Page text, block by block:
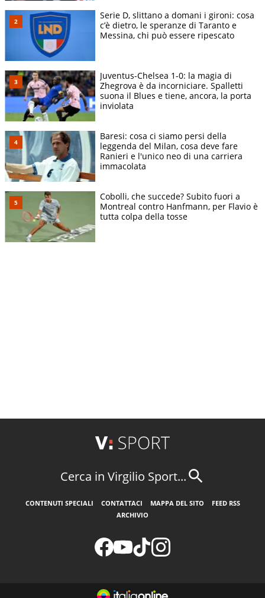
Serie D, slittano a domani i gironi: cosa
c’è dietro, le speranze di Taranto e
Messina, chi può essere ripescato
Juventus-Chelsea 1-0: la magia di
Zhegrova è da incorniciare. Spalletti
suona il Blues e tiene, ancora, la porta
inviolata
Baresi: cosa ci siamo persi della
leggenda del Milan, cosa deve fare
Ranieri e l'unico neo di una carriera
immacolata
Cobolli, che succede? Subito fuori a
Montreal contro Hanfmann, per Flavio è
tutta colpa della tosse
Cerca in Virgilio Sport...
CONTENUTI SPECIALI CONTATTACI MAPPA DEL SITO
FEED RSS
ARCHIVIO